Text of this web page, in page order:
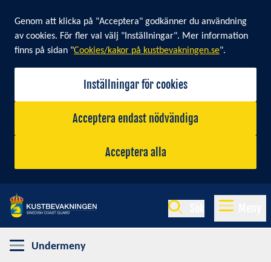
Cookie banner
Genom att klicka på "Acceptera" godkänner du användning
av cookies. För fler val välj "Inställningar". Mer information
finns på sidan "Cookies/kakor på kustbevakningen.se".
Inställningar för cookies
Acceptera endast nödvändiga
Acceptera alla
Undermeny